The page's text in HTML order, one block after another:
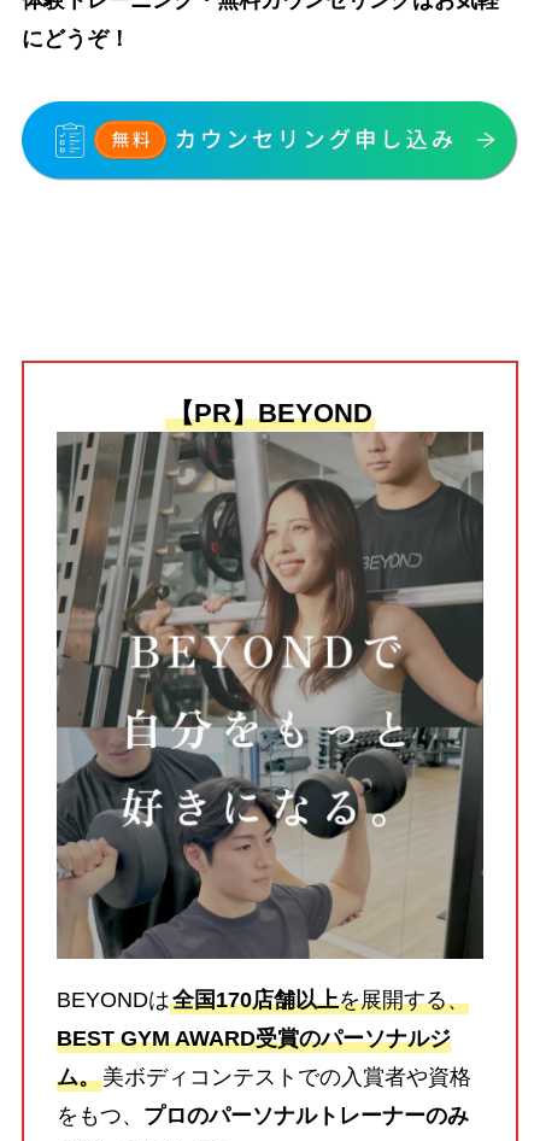
にどうぞ！
【PR】BEYOND
BEYONDは全国170店舗以上を展開する、
BEST GYM AWARD受賞のパーソナルジ
ム。美ボディコンテストでの入賞者や資格
をもつ、 プロのパーソナルトレーナーのみ